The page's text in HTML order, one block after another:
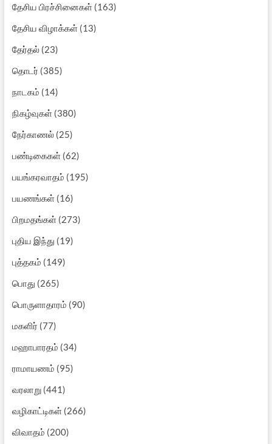
தேசிய பிரச்சினைகள்(163)
தேசிய விழாக்கள்(13)
தேர்தல்(23)
தொடர் (385)
நாடகம் (14)
நிகழ்வுகள்(380)
நேர்காணல்(25)
பண்டிகைகள்(62)
பயங்கரவாதம் (195)
பயணங்கள்(16)
பிறமதங்கள்(273)
புதிய இந்து (19)
புத்தகம் (149)
பொது (265)
பொருளாதாரம் (90)
மகளிர் (77)
மஹாபாரதம் (34)
ராமாயணம் (95)
வரலாறு(441)
வழிகாட்டிகள்(266)
விவாதம் (200)